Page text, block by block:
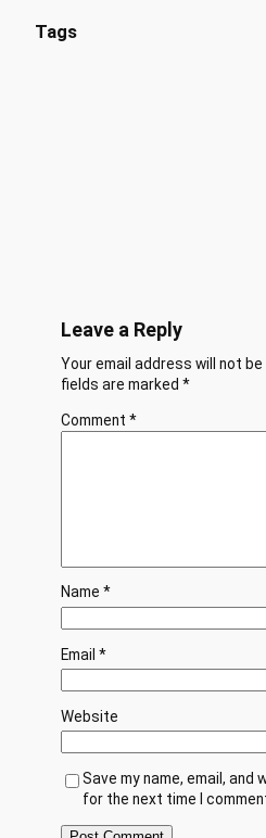
Tags
Leave a Reply
Your email address will not be
fields are marked *
Comment *
Name *
Email *
Website
Save my name, email,
for the next time I